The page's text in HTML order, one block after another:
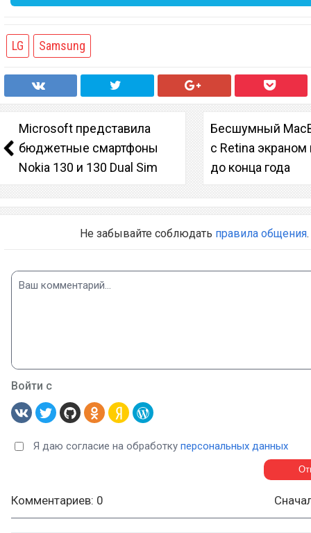
LG Samsung
Microsoft представила
бюджетные смартфоны
Nokia 130 и 130 Dual Sim
Бесшумный
с Retina
до конца года
Не забывайте соблюдать правила общения.
Войти с
Я даю согласие на обработку персональных данных
Комментариев: 0